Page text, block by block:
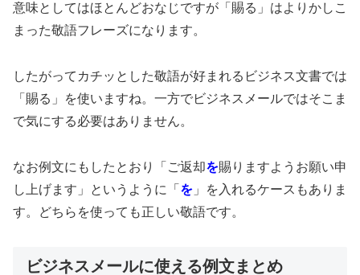
意味としてはほとんどおなじですが「賜る」はよりかしこ
まった敬語フレーズになります。
したがってカチッとした敬語が好まれるビジネス文書では
「賜る」を使いますね。一方でビジネスメールではそこま
で気にする必要はありません。
なお例文にもしたとおり「ご返却を賜りますようお願い申
し上げます」というように「 を 」を入れるケースもありま
す。どちらを使っても正しい敬語です。
ビジネスメールに使える例文まとめ